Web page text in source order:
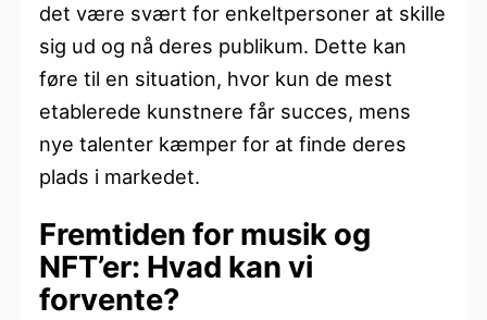
det være svært for enkeltpersoner at skille
sig ud og nå deres publikum. Dette kan
føre til en situation, hvor kun de mest
etablerede kunstnere får succes, mens
nye talenter kæmper for at finde deres
plads i markedet.
Fremtiden for musik og
NFT’er: Hvad kan vi
forvente?